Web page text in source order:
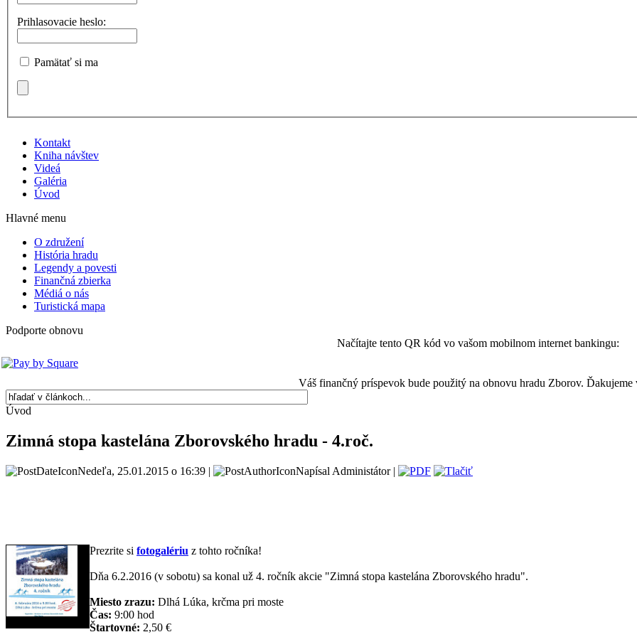
Prihlasovacie heslo:
Pamätať si ma
Kontakt
Kniha návštev
Videá
Galéria
Úvod
Hlavné menu
O združení
História hradu
Legendy a povesti
Finančná zbierka
Médiá o nás
Turistická mapa
Podporte obnovu
Načítajte tento QR kód vo vašom mobilnom internet bankingu:
Váš finančný príspevok bude použitý na obnovu hradu Zborov. Ďakujeme
Úvod
Zimná stopa kastelána Zborovského hradu - 4.roč.
Nedeľa, 25.01.2015 o 16:39 | Napísal Administátor |
Prezrite si fotogalériu z tohto ročníka!
Dňa 6.2.2016 (v sobotu) sa konal už 4. ročník akcie "Zimná stopa kastelána Zborovského hradu".
Miesto zrazu: Dlhá Lúka, krčma pri moste
Čas: 9:00 hod
Štartovné: 2,50 €